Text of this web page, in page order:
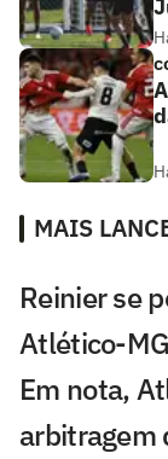
MAIS
Reinier se
Atlético-
Em nota,
arbitragem